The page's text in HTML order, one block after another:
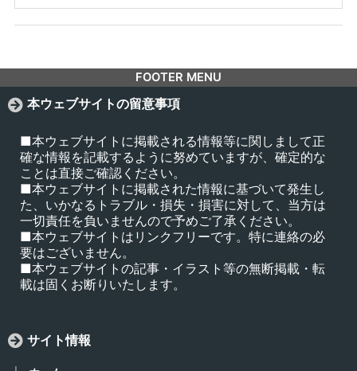
FOOTER MENU
本ウェブサイトの留意事項
■本ウェブサイトに掲載される情報等に関しまして正
確な情報を記載するように努めていますが、確定的な
ことは直接ご確認ください。
■本ウェブサイトに掲載された情報に基づいて発生し
た、いかなるトラブル・損失・損害に対して、当方は
一切責任を負いませんので予めご了承ください。
■本ウェブサイトはリンクフリーです。特に連絡の必
要はございません。
■本ウェブサイトの記事・イラスト等の無断掲載・転
載は固くお断りいたします。
サイト情報